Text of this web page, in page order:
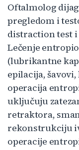
Oftalmolog
pregledom i
distraction test
Lečenje
(lubrikantne
epilacija,
operacija
uključuju
retraktora,
rekonstrukciju
operacije